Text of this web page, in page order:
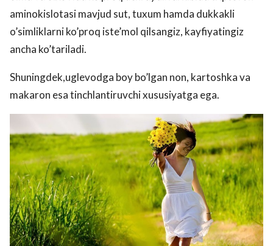
aminokislotasi mavjud sut, tuxum hamda dukkakli
o’simliklarni ko’proq iste’mol qilsangiz, kayfiyatingiz
ancha ko’tariladi.
Shuningdek,uglevodga boy bo’lgan non, kartoshka va
makaron esa tinchlantiruvchi xususiyatga ega.